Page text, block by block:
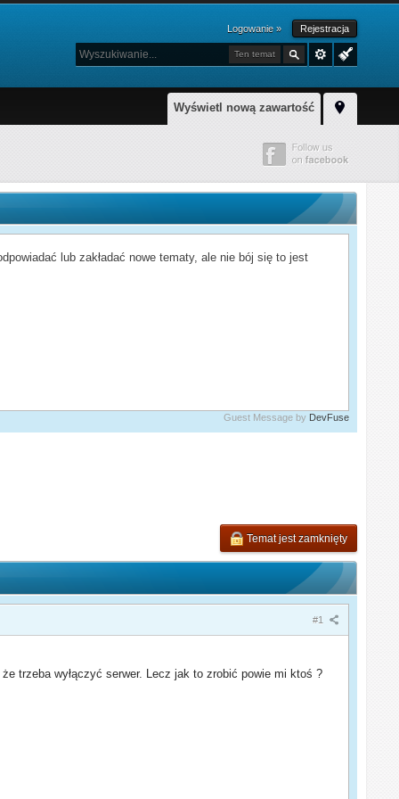
Logowanie » Rejestracja
Ten temat
Wyświetl nową zawartość
lub zakładać nowe tematy, ale nie bój się to jest
Guest Message by DevFuse
Temat jest zamknięty
#1
trzeba wyłączyć serwer. Lecz jak to zrobić powie mi ktoś ?